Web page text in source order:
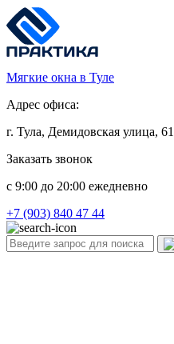
Мягкие окна в Туле
Адрес офиса:
г. Тула, Демидовская улица,
Заказать звонок
c 9:00 до 20:00 ежедневно
+7 (903) 840 47 44